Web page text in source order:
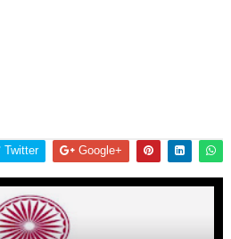
Twitter Google+